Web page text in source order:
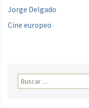
Jorge Delgado
Cine europeo
Buscar: